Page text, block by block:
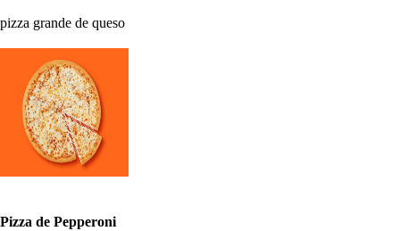
pizza grande de queso
Pizza de Pepperoni